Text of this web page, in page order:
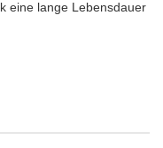
eine lange Lebensdauer